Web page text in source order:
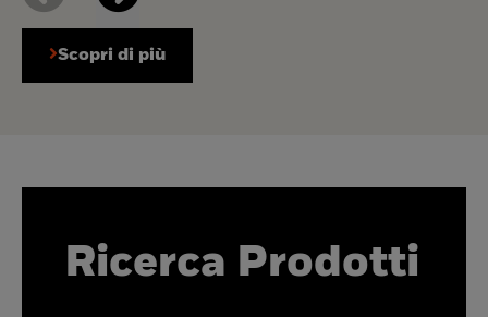
Scopri di più
Ricerca Prodotti